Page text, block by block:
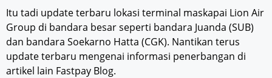
Itu tadi update terbaru lokasi terminal maskapai Lion Air
Group di bandara besar seperti bandara Juanda (SUB)
dan bandara Soekarno Hatta (CGK). Nantikan terus
update terbaru mengenai informasi penerbangan di
artikel lain Fastpay Blog.